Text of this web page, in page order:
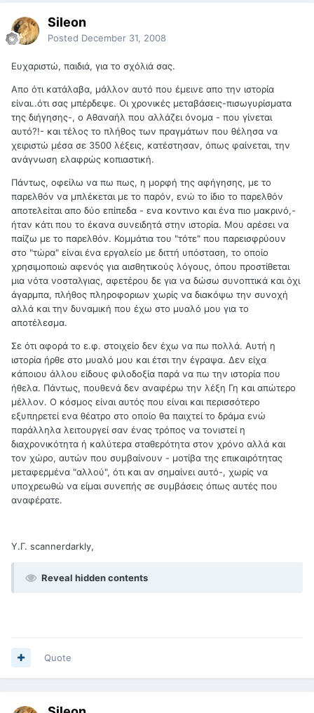
Sileon
Posted December 31, 2008
Ευχαριστώ, παιδιά, για το σχόλιά σας.
Απο ότι κατάλαβα, μάλλον αυτό που έμεινε απο την ιστορία
είναι..ότι σας μπέρδεψε. Οι χρονικές μεταβάσεις-πισωγυρίσματα
της διήγησης-, ο Αθαναήλ που αλλάζει όνομα - που γίνεται
αυτό?!- και τέλος το πλήθος των πραγμάτων που θέλησα να
χειριστώ μέσα σε 3500 λέξεις, κατέστησαν, όπως φαίνεται, την
ανάγνωση ελαφρώς κοπιαστική.
Πάντως, οφείλω να πω πως, η μορφή της αφήγησης, με το
παρελθόν να μπλέκεται με το παρόν, ενώ το ίδιο το παρελθόν
αποτελείται απο δύο επίπεδα - ενα κοντινο και ένα πιο μακρινό,-
ήταν κάτι που το έκανα συνειδητά στην ιστορία. Μου αρέσει να
παίζω με το παρελθόν. Κομμάτια του "τότε" που παρεισφρύουν
στο "τώρα" είναι ένα εργαλείο με διττή υπόσταση, το οποίο
χρησιμοποιώ αφενός για αισθητικούς λόγους, όπου προστίθεται
μια νότα νοσταλγιας, αφετέρου δε για να δώσω συνοπτικά και όχι
άγαρμπα, πλήθος πληροφοριων χωρίς να διακόψω την συνοχή
αλλά και την δυναμική που έχω στο μυαλό μου για το
αποτέλεσμα.
Σε ότι αφορά το ε.φ. στοιχείο δεν έχω να πω πολλά. Αυτή η
ιστορία ήρθε στο μυαλό μου και έτσι την έγραψα. Δεν είχα
κάποιου άλλου είδους φιλοδοξία παρά να πω την ιστορία που
ήθελα. Πάντως, πουθενά δεν αναφέρω την λέξη Γη και απώτερο
μέλλον. Ο κόσμος είναι αυτός που είναι και περισσότερο
εξυπηρετεί ενα θέατρο στο οποίο θα παιχτεί το δράμα ενώ
παράλληλα λειτουργεί σαν ένας τρόπος να τονιστεί η
διαχρονικότητα ή καλύτερα σταθερότητα στον χρόνο αλλά και
τον χώρο, αυτών που συμβαίνουν - μοτίβα της επικαιρότητας
μεταφερμένα "αλλού", ότι και αν σημαίνει αυτό-, χωρίς να
υποχρεωθώ να είμαι συνεπής σε συμβάσεις όπως αυτές που
αναφέρατε.
Υ.Γ. scannerdarkly,
Reveal hidden contents
Quote